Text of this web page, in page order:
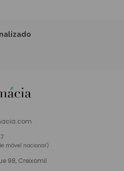
móvel nacional)
98, Creixomil